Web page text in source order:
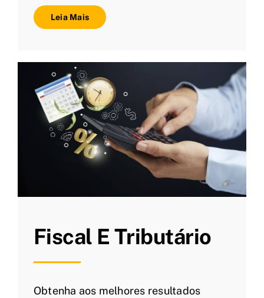
Leia Mais
Fiscal E Tributário
Obtenha aos melhores resultados